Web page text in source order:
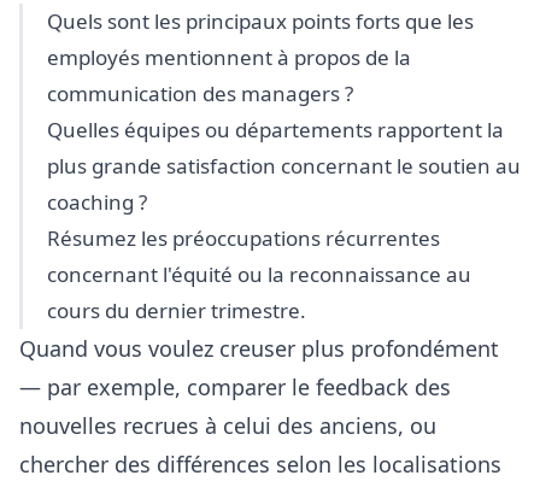
Quels sont les principaux points forts que les
employés mentionnent à propos de la
communication des managers ?
Quelles équipes ou départements rapportent la
plus grande satisfaction concernant le soutien au
coaching ?
Résumez les préoccupations récurrentes
concernant l'équité ou la reconnaissance au
cours du dernier trimestre.
Quand vous voulez creuser plus profondément
— par exemple, comparer le feedback des
nouvelles recrues à celui des anciens, ou
chercher des différences selon les localisations